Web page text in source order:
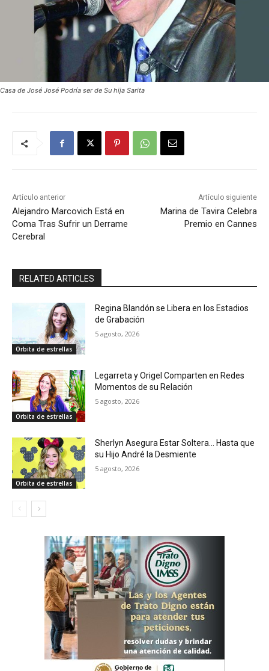
Casa de José José Podría ser de Su hija Sarita
Artículo anterior
Alejandro Marcovich Está en
Coma Tras Sufrir un Derrame
Cerebral
Artículo siguiente
Marina de Tavira Celebra
Premio en Cannes
RELATED ARTICLES
Orbita de estrellas
Regina Blandón se Libera en los Estadios
de Grabación
5 agosto, 2026
Orbita de estrellas
Legarreta y Origel Comparten en Redes
Momentos de su Relación
5 agosto, 2026
Orbita de estrellas
Sherlyn Asegura Estar Soltera… Hasta que
su Hijo André la Desmiente
5 agosto, 2026